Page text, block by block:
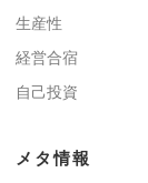
生産性
経営合宿
自己投資
メタ情報